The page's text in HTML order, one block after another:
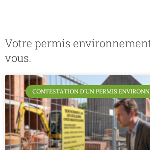
Votre permis
vous.
CONTESTATION D'UN PERMIS